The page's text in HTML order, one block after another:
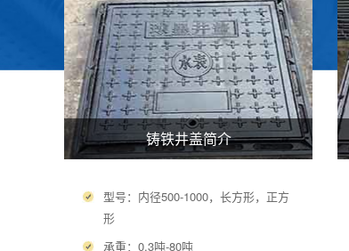
铸铁井盖简介
型号：内径500-1000，长方形，正方
形
承重：0.3吨-80吨